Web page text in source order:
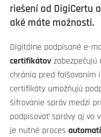
riešení od DigiCertu
aké máte možnosti.
Digitálne podpísané e-
certifikátov zabezpečujú
chránia pred falšovaním
certifikáty umožňujú
šifrovanie správ medzi
podpisovať správy aj vo
je nutné proces